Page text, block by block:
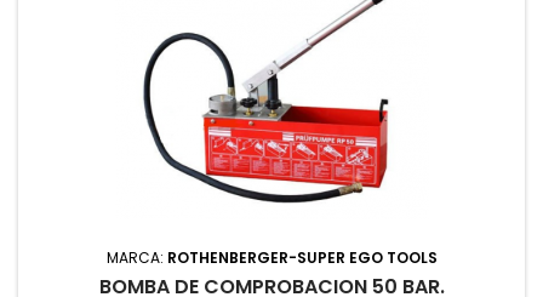
MARCA: ROTHENBERGER-SUPER EGO TOOLS
BOMBA DE COMPROBACION 50 BAR.